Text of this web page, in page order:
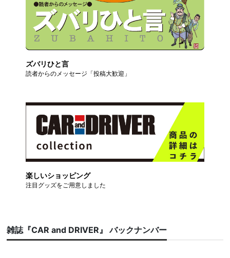
ズバリひと言
読者からのメッセージ「投稿大歓迎」
楽しいショッピング
注目グッズをご用意しました
雑誌『CAR and DRIVER』 バックナンバー